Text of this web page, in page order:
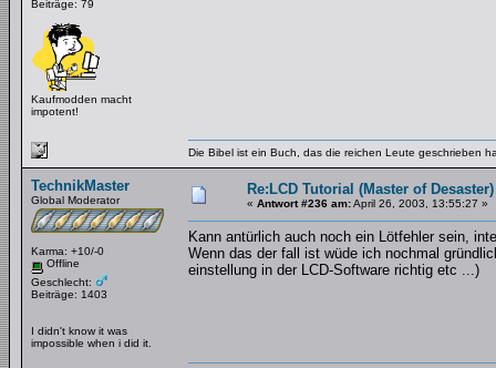
Beiträge: 79
Kaufmodden macht
impotent!
Die Bibel ist ein Buch, das die reichen Leute geschrieben
TechnikMaster
Global Moderator
Karma: +10/-0
Offline
Geschlecht:
Beiträge: 1403
I didn't know it was
impossible when i did it.
Re:LCD Tutorial (Master of Desaster)
« Antwort #236 am:April 26, 2003, 13:55:27 »
Kann antürlich auch noch ein Lötfehler sein,
Wenn das der fall ist wüde ich nochmal
einstellung in der LCD-Software richtig etc ...)